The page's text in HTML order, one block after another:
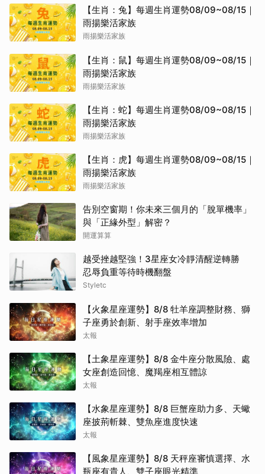
【生肖：兔】每週生肖運勢08/09~08/15｜
雨揚樂活家族
雨揚樂活家族
【生肖：鼠】每週生肖運勢08/09~08/15｜
雨揚樂活家族
雨揚樂活家族
【生肖：蛇】每週生肖運勢08/09~08/15｜
雨揚樂活家族
雨揚樂活家族
【生肖：虎】每週生肖運勢08/09~08/15｜
雨揚樂活家族
雨揚樂活家族
告別空窗期！你未來三個月的「脫單機率」
與「正緣外型」解密？
開運算算
越受挫越堅強！3星座女冷靜清醒逆轉勝
忍辱負重等待時機翻盤
Styletc
【火象星座運勢】8/8 牡羊座調整財務、獅
子座勇於創新、射手座效率增加
太報
【土象星座運勢】8/8 金牛座分散風險、處
女座創造回憶、魔羯座相互體諒
太報
【水象星座運勢】8/8 巨蟹座助力多、天蠍
座披荊斬棘、雙魚座進度快速
太報
【風象星座運勢】8/8 天秤座審慎選擇、水
瓶座有貴人、雙子座眼光精準